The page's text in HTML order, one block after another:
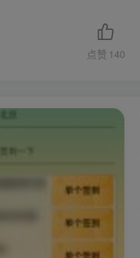
点赞 140